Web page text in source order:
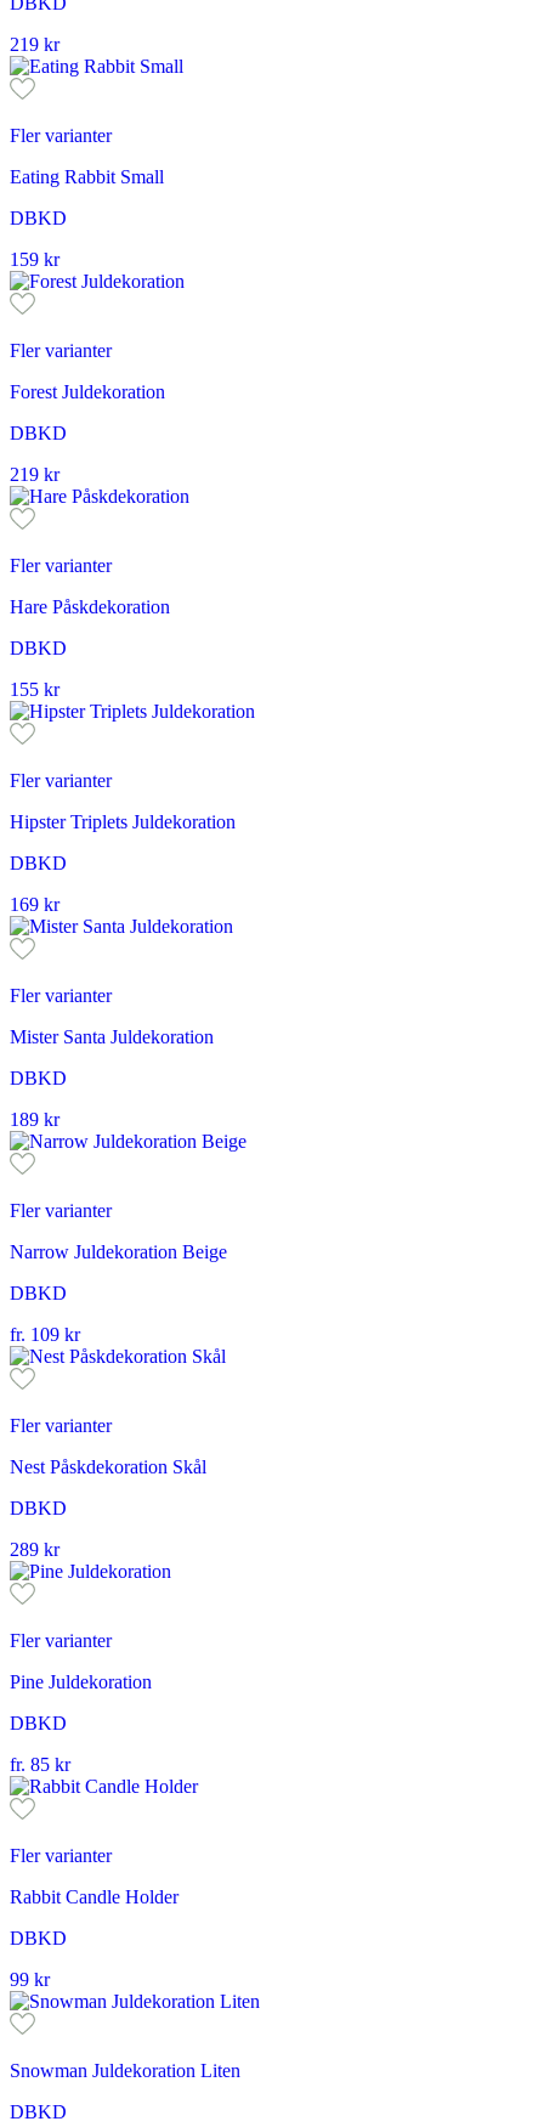
219 kr
Fler varianter
Eating Rabbit Small
DBKD
159 kr
Fler varianter
Forest Juldekoration
DBKD
219 kr
Fler varianter
Hare Påskdekoration
DBKD
155 kr
Fler varianter
Hipster Triplets Juldekoration
DBKD
169 kr
Fler varianter
Mister Santa Juldekoration
DBKD
189 kr
Fler varianter
Narrow Juldekoration Beige
DBKD
fr. 109 kr
Fler varianter
Nest Påskdekoration Skål
DBKD
289 kr
Fler varianter
Pine Juldekoration
DBKD
fr. 85 kr
Fler varianter
Rabbit Candle Holder
DBKD
99 kr
Snowman Juldekoration Liten
DBKD